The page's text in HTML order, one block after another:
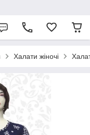
Халати жіночі